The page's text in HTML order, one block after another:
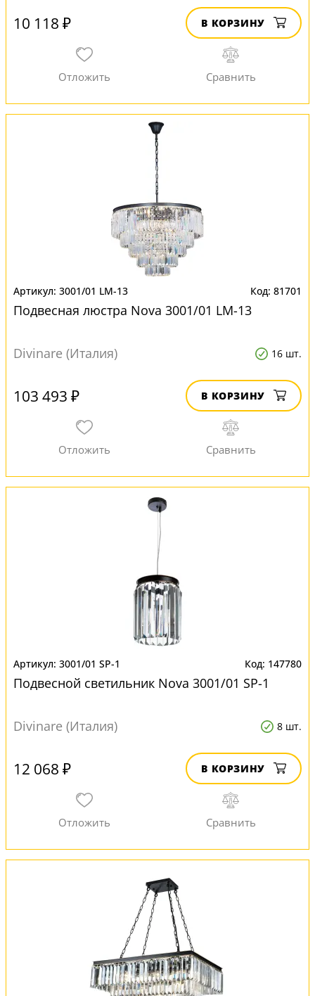
10 118 ₽ В КОРЗИНУ
3001/01 LM-13 81701
Подвесная люстра Nova 3001/01 LM-13
Divinare (Италия) 16 шт.
103 493 ₽ В КОРЗИНУ
3001/01 SP-1 147780
Подвесной светильник Nova 3001/01 SP-1
Divinare (Италия) 8 шт.
12 068 ₽ В КОРЗИНУ